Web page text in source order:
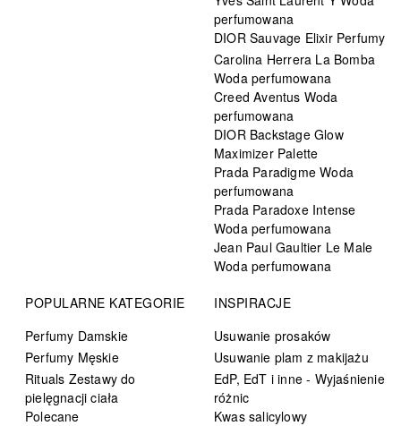
perfumowana
DIOR Sauvage Elixir Perfumy
Carolina Herrera La Bomba
Woda perfumowana
Creed Aventus Woda
perfumowana
DIOR Backstage Glow
Maximizer Palette
Prada Paradigme Woda
perfumowana
Prada Paradoxe Intense
Woda perfumowana
Jean Paul Gaultier Le Male
Woda perfumowana
POPULARNE KATEGORIE
Perfumy Damskie
Perfumy Męskie
Rituals Zestawy do
pielęgnacji ciała
Polecane
INSPIRACJE
Usuwanie prosaków
Usuwanie plam z makijażu
EdP, EdT i inne - Wyjaśnienie
różnic
Kwas salicylowy